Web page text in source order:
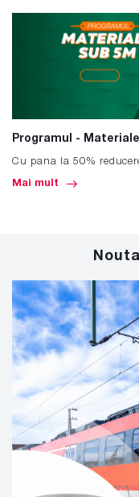
Programul -
Cu pana la 50%
Mai mult